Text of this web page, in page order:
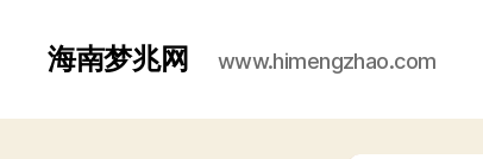
海南梦兆网 www.himengzhao.com